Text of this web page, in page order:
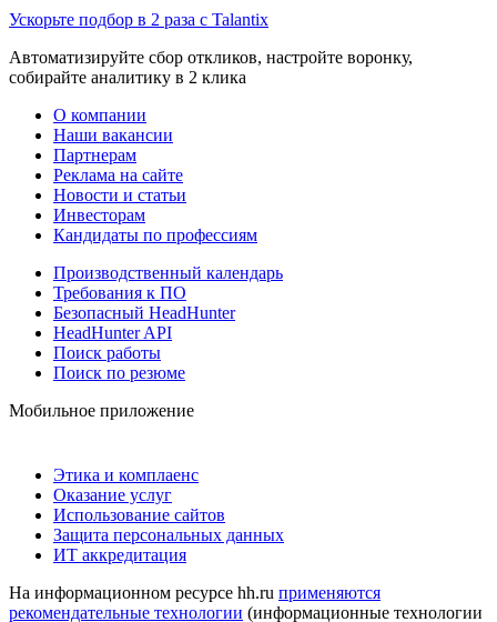
Ускорьте подбор в 2 раза с Talantix
Автоматизируйте сбор откликов, настройте воронку,
собирайте аналитику в 2 клика
О компании
Наши вакансии
Партнерам
Реклама на сайте
Новости и статьи
Инвесторам
Кандидаты по профессиям
Производственный календарь
Требования к ПО
Безопасный HeadHunter
HeadHunter API
Поиск работы
Поиск по резюме
Мобильное приложение
Этика и комплаенс
Оказание услуг
Использование сайтов
Защита персональных данных
ИТ аккредитация
На информационном ресурсе hh.ru применяются
рекомендательные технологии (информационные технологии